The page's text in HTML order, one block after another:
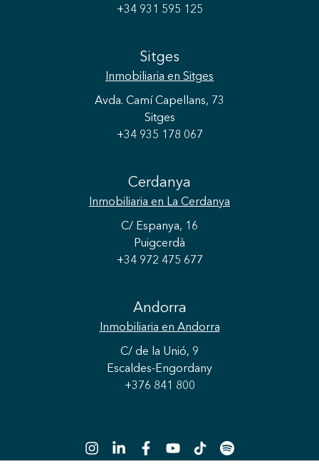
+34 931 595 125
Sitges
Inmobiliaria en Sitges
Avda. Camí Capellans, 73
Sitges
+34 935 178 067
Cerdanya
Inmobiliaria en La Cerdanya
C/ Espanya, 16
Puigcerdà
+34 972 475 677
Andorra
Inmobiliaria en Andorra
C/ de la Unió, 9
Escaldes-Engordany
+376 841 800